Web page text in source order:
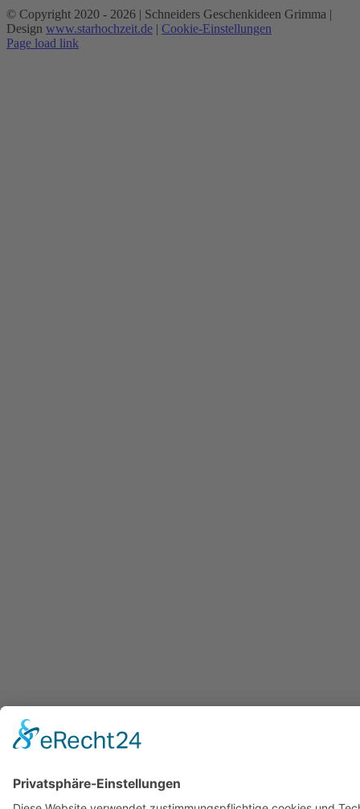
© Copyright 2020 - 2026 | Schneiders Geschenkideen Grimma |
Design www.starhochzeit.de | Cookie-Einstellungen
Page load link